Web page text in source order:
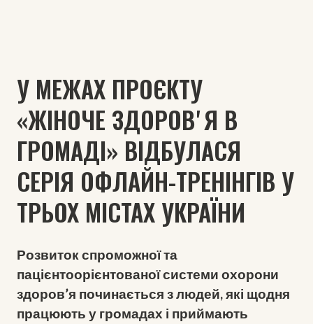
У МЕЖАХ ПРОЄКТУ
«ЖІНОЧЕ ЗДОРОВʼЯ В
ГРОМАДІ» ВІДБУЛАСЯ
СЕРІЯ ОФЛАЙН-ТРЕНІНГІВ У
ТРЬОХ МІСТАХ УКРАЇНИ
Розвиток спроможної та
пацієнтоорієнтованої системи охорони
здоров’я починається з людей, які щодня
працюють у громадах і приймають